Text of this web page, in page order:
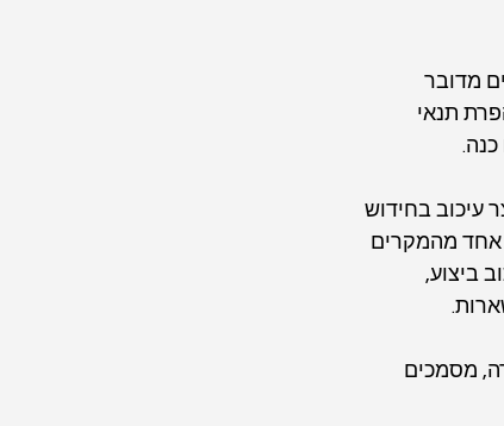
מדובר
תנאי
כנה.
עיכוב בחידוש
אחד מהמקרים
ביצוע,
מסמכים